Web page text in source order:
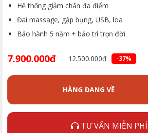
Hệ thống giảm chấn đa điểm
Đai massage, gập bụng, USB, loa
Bảo hành 5 năm + bảo trì trọn đời
7.900.000đ 12.500.000đ -37%
HÀNG ĐANG VỀ
TƯ VẤN MIỄN PHÍ